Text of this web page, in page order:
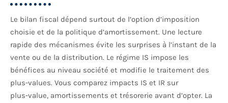
Le bilan fiscal dépend surtout de l’option d’imposition
choisie et de la politique d’amortissement. Une lecture
rapide des mécanismes évite les surprises à l’instant de la
vente ou de la distribution. Le régime IS impose les
bénéfices au niveau société et modifie le traitement des
plus-values. Vous comparez impacts IS et IR sur
plus‑value, amortissements et trésorerie avant d’opter. La